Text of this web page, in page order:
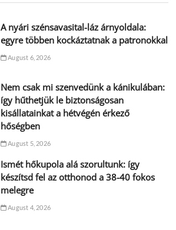
A nyári szénsavasital-láz árnyoldala:
egyre többen kockáztatnak a patronokkal
August 6, 2026
Nem csak mi szenvedünk a kánikulában:
így hűthetjük le biztonságosan
kisállatainkat a hétvégén érkező
hőségben
August 5, 2026
Ismét hőkupola alá szorultunk: így
készítsd fel az otthonod a 38-40 fokos
melegre
August 4, 2026